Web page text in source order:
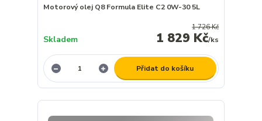
Motorový olej Q8 Formula Elite C2 0W-30 5L
1 726 Kč
1 829 Kč/ks
Skladem
Přidat do košíku